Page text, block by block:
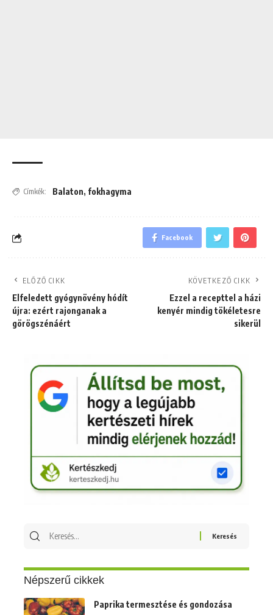
Címkék: Balaton, fokhagyma
Facebook
ELŐZŐ CIKK
Elfeledett gyógynövény hódít
újra: ezért rajonganak a
görögszénáért
KÖVETKEZŐ CIKK
Ezzel a recepttel a házi
kenyér mindig tökéletesre
sikerül
Keresés
Népszerű cikkek
Paprika termesztése és gondozása